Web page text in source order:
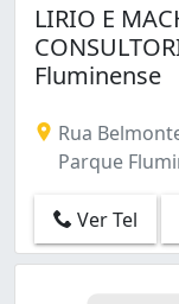
LIRIO E
Fluminense
Rua
Parque
Ver Tel